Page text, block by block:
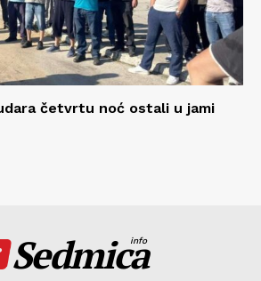
četvrtu noć ostali u jami
Sedmica
info